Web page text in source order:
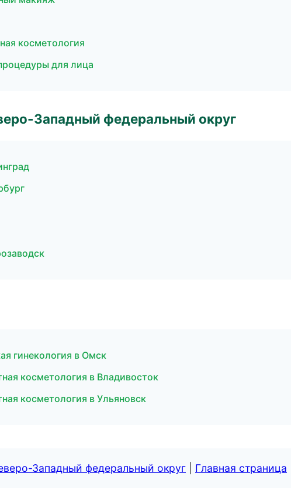
косметология
для лица
Западный федеральный округ
гинекология в Омск
косметология в Владивосток
косметология в Ульяновск
Западный федеральный округ Главная страница